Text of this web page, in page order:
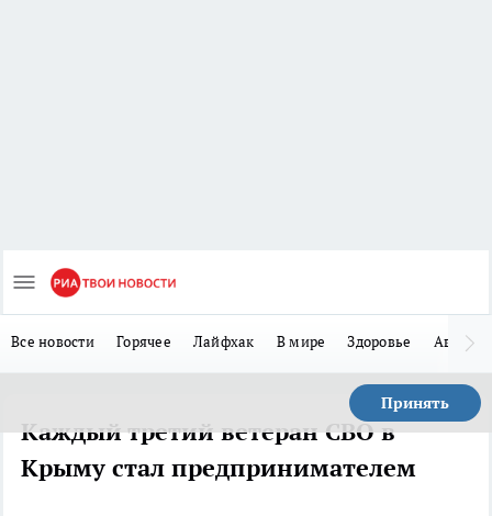
Все новости Горячее Лайфхак В мире Здоровье Авто
Принять
Каждый третий ветеран СВО в
Крыму стал предпринимателем